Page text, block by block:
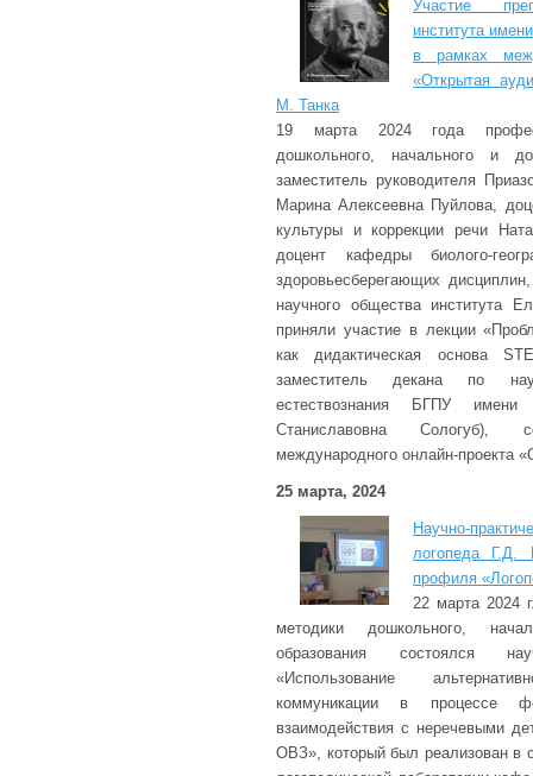
Участие
института
в рамках
«Открытая
М. Танка
19 марта 2024 года
дошкольного, начального и
заместитель руководителя
Марина Алексеевна Пуйлова,
культуры и коррекции речи
доцент кафедры биолого-
здоровьесберегающих
научного общества института
приняли участие в лекции
как дидактическая основа
заместитель декана по
естествознания БГПУ
Станиславовна Сологуб),
международного онлайн-проекта
25 марта, 2024
Научно-
логопеда Г.Д.
профиля
22 марта 2024
методики дошкольного,
образования состоялся
«Использование
коммуникации в процессе
взаимодействия с неречевыми
ОВЗ», который был реализован в